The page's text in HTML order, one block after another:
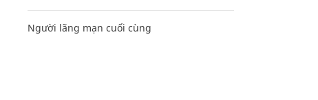
Người lãng mạn cuối cùng